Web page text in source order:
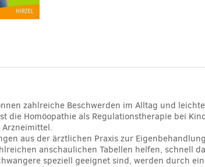
zahlreiche Beschwerden im Alltag und
die Homöopathie als Regulationstherapie bei
aus der ärztlichen Praxis zur
anschaulichen Tabellen helfen, schnell
speziell geeignet sind, werden durch